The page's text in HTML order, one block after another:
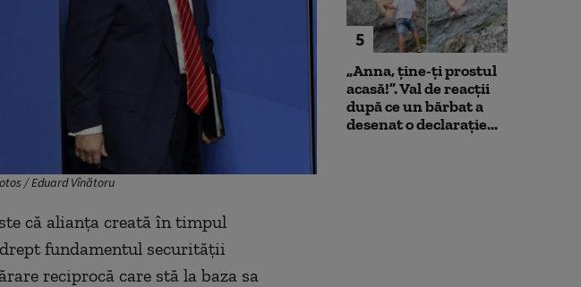
/ Eduard Vînătoru
că alianţa creată în timpul
fundamentul securităţii
reciprocă care stă la baza sa
5
„Anna, ţine-ţi prostul
acasă!”. Val de reacții
după ce un bărbat a
desenat o declarație...